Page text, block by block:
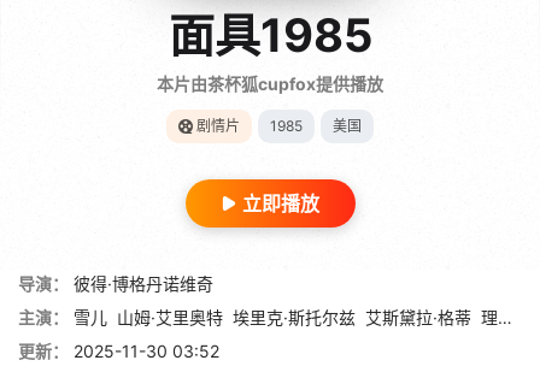
面具1985
本片由茶杯狐cupfox提供播放
剧情片 1985 美国
立即播放
导演：
彼得·博格丹诺维奇
主演：
雪儿 山姆·艾里奥特 埃里克·斯托尔兹 艾斯黛拉·格蒂 理查德·戴萨特
更新：
2025-11-30 03:52